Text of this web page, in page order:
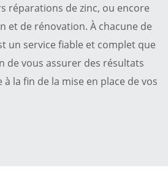
réparations de zinc, ou encore
et de rénovation. À chacune de
un service fiable et complet que
de vous assurer des résultats
la fin de la mise en place de vos